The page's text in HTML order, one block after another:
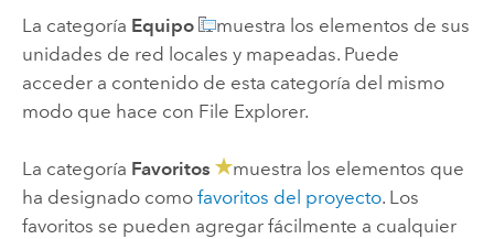
La categoría Equipo
muestra los elementos de sus
unidades de red locales y mapeadas. Puede
acceder a contenido de esta categoría del mismo
modo que hace con File Explorer.
La categoría Favoritos
muestra los elementos que
ha designado como favoritos del proyecto. Los
favoritos se pueden agregar fácilmente a cualquier